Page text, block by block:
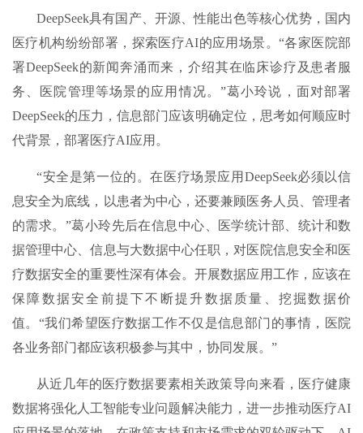
DeepSeek具有国产、开源、性能出色等核心优势，国内
医疗机构纷纷部署，探索医疗AI的应用场景。“各家医院部
署DeepSeek的新闻奔涌而来，介绍其在临床诊疗及患者服
务、医院管理等场景的应用情况。”葛小玲说，面对部署
DeepSeek的压力，信息部门应该明确定位，思考如何顺应时
代背景，部署医疗AI应用。
“安全是第一位的。在医疗场景应用DeepSeek必须以信
息安全为底线，以患者为中心，还要兼顾医务人员、管理者
的需求。”葛小玲先后在信息中心、医学统计部、统计和数
据管理中心、信息与大数据中心任职，对医院信息安全和医
疗数据安全的重要性深有体会。开展数据应用工作，应该在
保障数据安全前提下不断提升数据质量、挖掘数据价
值。“我们希望医疗数据工作不仅是信息部门的事情，医院
各业务部门都应该积极参与其中，协同发展。”
从近几年的医疗数据要素相关政策导向来看，医疗健康
数据将强化人工智能专业问题解决能力，进一步推动医疗AI